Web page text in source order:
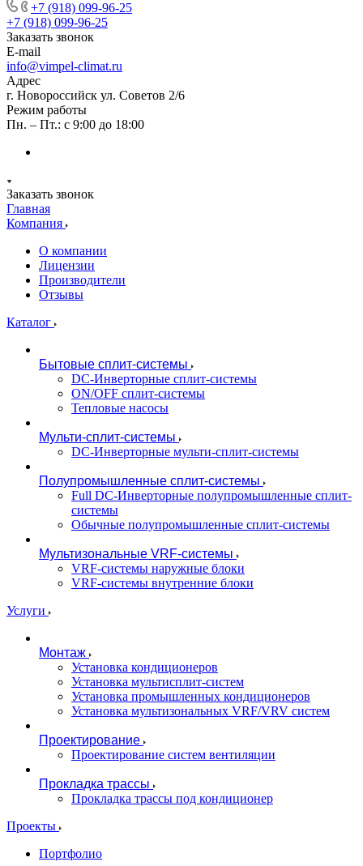
+7 (918) 099-96-25
+7 (918) 099-96-25
Заказать звонок
E-mail
info@vimpel-climat.ru
Адрес
г. Новороссийск ул. Советов 2/6
Режим работы
Пн. – Пт.: с 9:00 до 18:00
Заказать звонок
Главная
Компания
О компании
Лицензии
Производители
Отзывы
Каталог
Бытовые сплит-системы
DC-Инверторные сплит-системы
ON/OFF сплит-системы
Тепловые насосы
Мульти-сплит-системы
DC-Инверторные мульти-сплит-системы
Полупромышленные сплит-системы
Full DC-Инверторные полупромышленные сплит-
системы
Обычные полупромышленные сплит-системы
Мультизональные VRF-системы
VRF-системы наружные блоки
VRF-системы внутренние блоки
Услуги
Монтаж
Установка кондиционеров
Установка мультисплит-систем
Установка промышленных кондиционеров
Установка мультизональных VRF/VRV систем
Проектирование
Проектирование систем вентиляции
Прокладка трассы
Прокладка трассы под кондиционер
Проекты
Портфолио